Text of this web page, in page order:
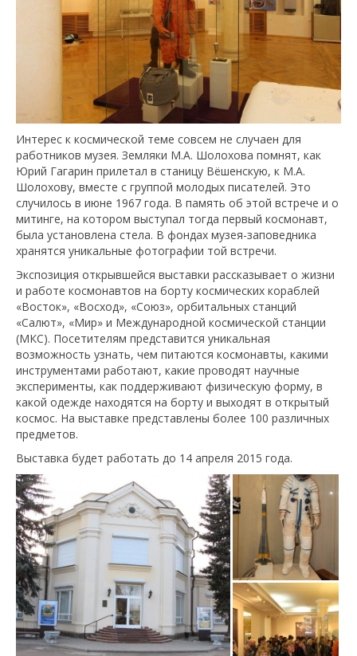
Интерес к космической теме совсем не случаен для
работников музея. Земляки М.А. Шолохова помнят, как
Юрий Гагарин прилетал в станицу Вёшенскую, к М.А.
Шолохову, вместе с группой молодых писателей. Это
случилось в июне 1967 года. В память об этой встрече и о
митинге, на котором выступал тогда первый космонавт,
была установлена стела. В фондах музея-заповедника
хранятся уникальные фотографии той встречи.
Экспозиция открывшейся выставки рассказывает о жизни
и работе космонавтов на борту космических кораблей
«Восток», «Восход», «Союз», орбитальных станций
«Салют», «Мир» и Международной космической станции
(МКС). Посетителям представится уникальная
возможность узнать, чем питаются космонавты, какими
инструментами работают, какие проводят научные
эксперименты, как поддерживают физическую форму, в
какой одежде находятся на борту и выходят в открытый
космос. На выставке представлены более 100 различных
предметов.
Выставка будет работать до 14 апреля 2015 года.